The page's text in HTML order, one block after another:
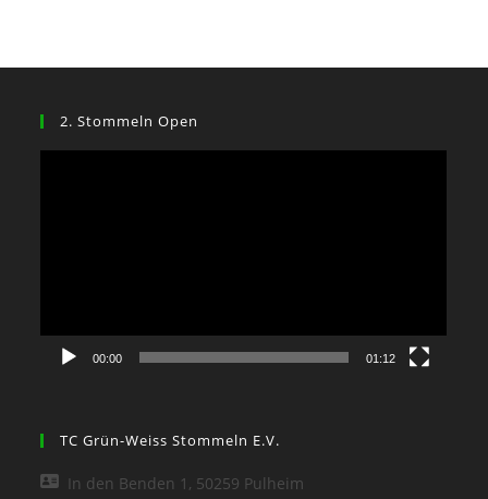
2. Stommeln Open
00:00 01:12
TC Grün-Weiss Stommeln E.V.
In den Benden 1, 50259 Pulheim